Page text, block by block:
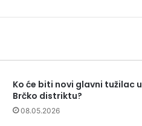
Ko će biti novi glavni tužilac u
Brčko distriktu?
08.05.2026